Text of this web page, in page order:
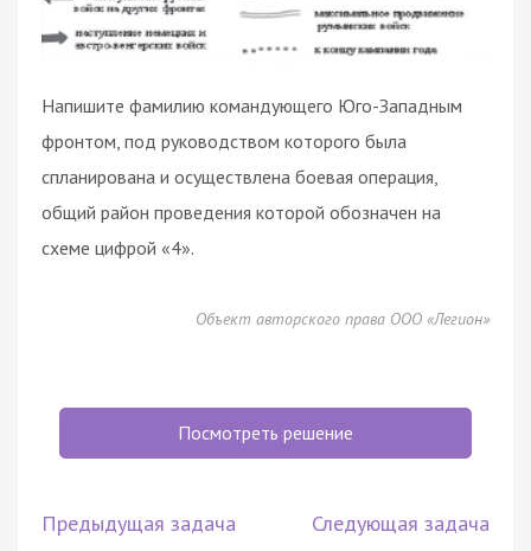
Напишите фамилию командующего Юго-Западным
фронтом, под руководством которого была
спланирована и осуществлена боевая операция,
общий район проведения которой обозначен на
схеме цифрой «4».
Объект авторского права ООО «Легион»
Посмотреть решение
Предыдущая задача Следующая задача